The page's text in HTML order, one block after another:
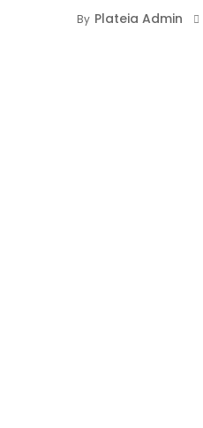
By Plateia Admin